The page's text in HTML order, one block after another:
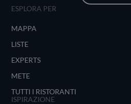
ESPLORA PER
MAPPA
LISTE
EXPERTS
METE
TUTTI I RISTORANTI
ISPIRAZIONE